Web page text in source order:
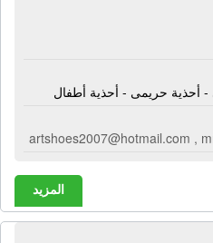
- أحذية حريمى - أحذية أطفال
artshoes2007@hotmail.com ,
المزيد